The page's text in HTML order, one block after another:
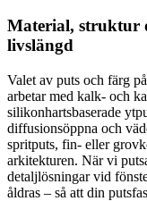
Material, struktur
livslängd
Valet av puts och färg
arbetar med kalk- och
silikonhartsbaserade
diffusionsöppna och
spritputs, fin- eller
arkitekturen. När vi
detaljlösningar vid
åldras – så att din